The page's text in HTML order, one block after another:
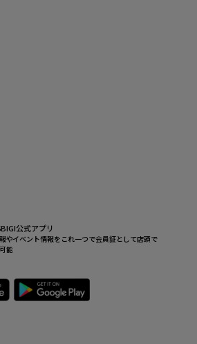
公式アプリ
やイベント情報をこれ一つで会員証として店頭で
能